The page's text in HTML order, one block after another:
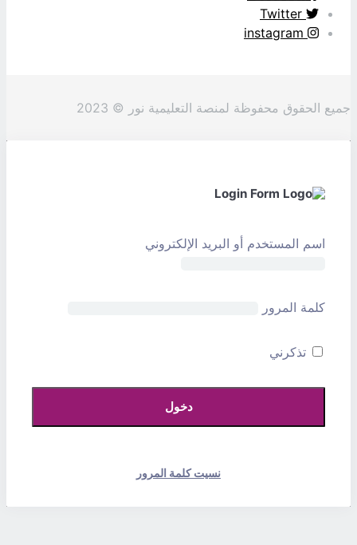
Twitter
instagram
الحقوق محفوظة لمنصة التعليمية نور © 2023
اسم المستخدم أو البريد الإلكتروني
كلمة المرور
تذكرني
نسيت كلمة المرور